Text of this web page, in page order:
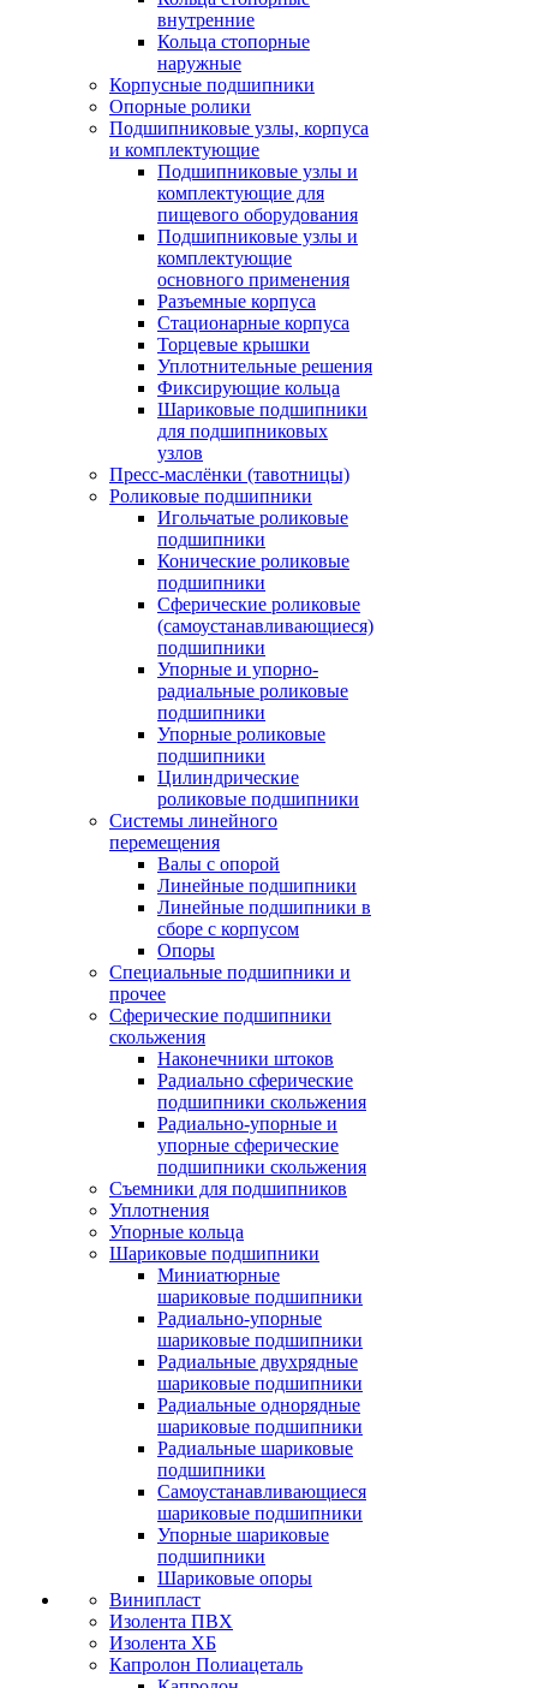
внутренние
Кольца стопорные
наружные
Корпусные подшипники
Опорные ролики
Подшипниковые узлы, корпуса
и комплектующие
Подшипниковые узлы и
комплектующие для
пищевого оборудования
Подшипниковые узлы и
комплектующие
основного применения
Разъемные корпуса
Стационарные корпуса
Торцевые крышки
Уплотнительные решения
Фиксирующие кольца
Шариковые подшипники
для подшипниковых
узлов
Пресс-маслёнки (тавотницы)
Роликовые подшипники
Игольчатые роликовые
подшипники
Конические роликовые
подшипники
Сферические роликовые
(самоустанавливающиеся)
подшипники
Упорные и упорно-
радиальные роликовые
подшипники
Упорные роликовые
подшипники
Цилиндрические
роликовые подшипники
Системы линейного
перемещения
Валы с опорой
Линейные подшипники
Линейные подшипники в
сборе с корпусом
Опоры
Специальные подшипники и
прочее
Сферические подшипники
скольжения
Наконечники штоков
Радиально сферические
подшипники скольжения
Радиально-упорные и
упорные сферические
подшипники скольжения
Съемники для подшипников
Уплотнения
Упорные кольца
Шариковые подшипники
Миниатюрные
шариковые подшипники
Радиально-упорные
шариковые подшипники
Радиальные двухрядные
шариковые подшипники
Радиальные однорядные
шариковые подшипники
Радиальные шариковые
подшипники
Самоустанавливающиеся
шариковые подшипники
Упорные шариковые
подшипники
Шариковые опоры
Винипласт
Изолента ПВХ
Изолента ХБ
Капролон Полиацеталь